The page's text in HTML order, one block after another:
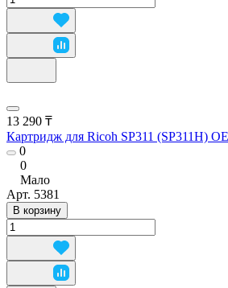
13 290 ₸
Картридж для Ricoh SP311 (SP311Н)
0
0
Мало
Арт. 5381
В корзину